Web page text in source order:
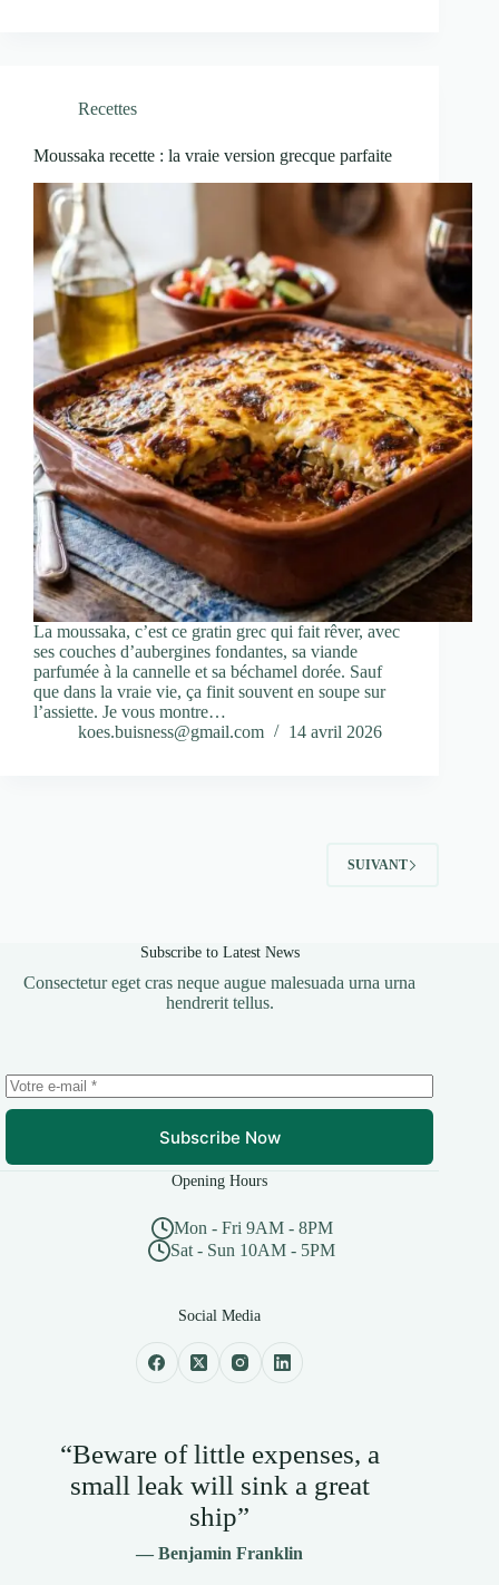
Recettes
Moussaka recette : la vraie version grecque parfaite
La moussaka, c’est ce gratin grec qui fait rêver, avec
ses couches d’aubergines fondantes, sa viande
parfumée à la cannelle et sa béchamel dorée. Sauf
que dans la vraie vie, ça finit souvent en soupe sur
l’assiette. Je vous montre…
koes.buisness@gmail.com
14 avril 2026
SUIVANT
Subscribe to Latest News
Consectetur eget cras neque augue malesuada urna urna
hendrerit tellus.
Subscribe Now
Opening Hours
Mon - Fri 9AM - 8PM
Sat - Sun 10AM - 5PM
Social Media
“Beware of little expenses, a
small leak will sink a great
ship”
— Benjamin Franklin